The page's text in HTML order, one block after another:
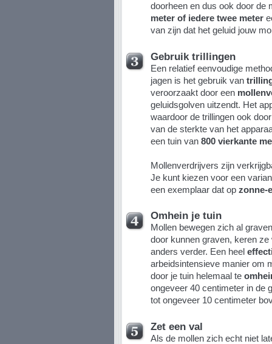
doorheen en dus ook door de
meter of iedere twee meter
van zijn dat het geluid jouw
Gebruik trillingen
Een relatief eenvoudige
jagen is het gebruik van
veroorzaakt door een
geluidsgolven uitzendt. Het
waardoor de trillingen ook
van de sterkte van het
een tuin van 800 vierkante
Mollenverdrijvers zijn
Je kunt kiezen voor een
een exemplaar dat op zonne-
Omhein je tuin
Mollen bewegen zich al
door kunnen graven, keren
anders verder. Een heel
arbeidsintensieve manier om
door je tuin helemaal te
ongeveer 40 centimeter in de
tot ongeveer 10 centimeter
Zet een val
Als de mollen zich echt niet